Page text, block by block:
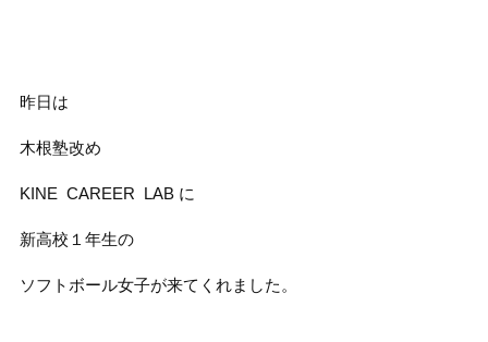
昨日は
木根塾改め
KINE CAREER LAB に
新高校１年生の
ソフトボール女子が来てくれました。